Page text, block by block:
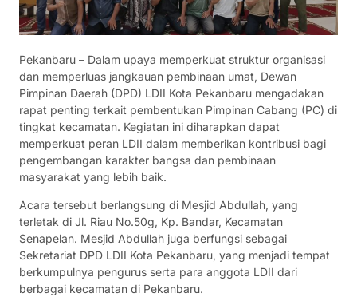
Pekanbaru – Dalam upaya memperkuat struktur organisasi
dan memperluas jangkauan pembinaan umat, Dewan
Pimpinan Daerah (DPD) LDII Kota Pekanbaru mengadakan
rapat penting terkait pembentukan Pimpinan Cabang (PC) di
tingkat kecamatan. Kegiatan ini diharapkan dapat
memperkuat peran LDII dalam memberikan kontribusi bagi
pengembangan karakter bangsa dan pembinaan
masyarakat yang lebih baik.
Acara tersebut berlangsung di Mesjid Abdullah, yang
terletak di Jl. Riau No.50g, Kp. Bandar, Kecamatan
Senapelan. Mesjid Abdullah juga berfungsi sebagai
Sekretariat DPD LDII Kota Pekanbaru, yang menjadi tempat
berkumpulnya pengurus serta para anggota LDII dari
berbagai kecamatan di Pekanbaru.